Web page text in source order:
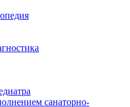
санаторно-